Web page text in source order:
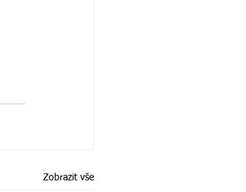
Zobrazit vše